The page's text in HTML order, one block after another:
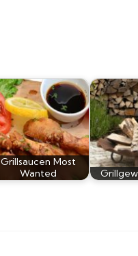
Grillsaucen Most
Wanted